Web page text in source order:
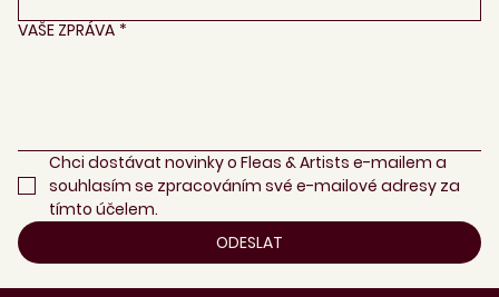
VAŠE ZPRÁVA *
Chci dostávat novinky o Fleas & Artists e-mailem a
souhlasím se zpracováním své e-mailové adresy za
tímto účelem.
ODESLAT